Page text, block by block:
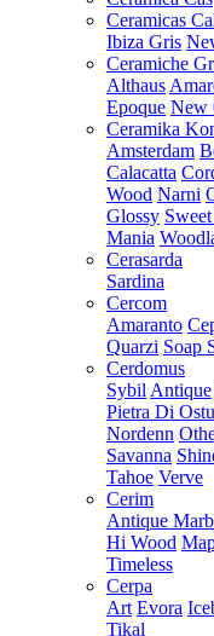
Ceramicas
Ibiza Gris
Ceramiche
Althaus
Epoque New
Ceramika
Amsterdam
Calacatta
Wood Narni
Glossy
Mania
Cerasarda
Sardina
Cercom
Amaranto
Quarzi Soap
Cerdomus
Sybil Antique
Pietra Di
Nordenn
Savanna
Tahoe Verve
Cerim
Antique
Hi Wood
Timeless
Cerpa
Art Evora
Tikal